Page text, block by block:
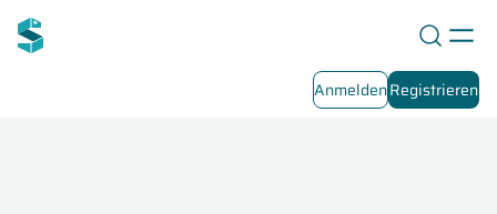
AnmeldenRegistrieren